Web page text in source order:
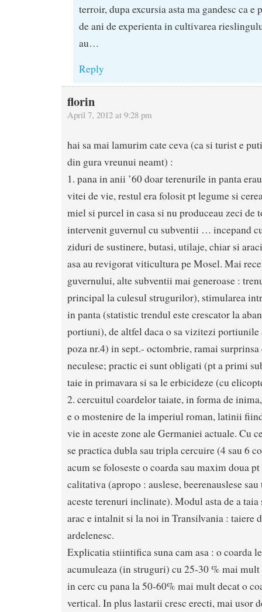
terroir, dupa excursia asta ma gandesc ca e
de ani de experienta in cultivarea
au…
Reply
florin
April 7, 2012 at 9:28 pm
hai sa mai lamurim cate ceva (ca si turist e
din gura vreunui neamt) :
1. pana in anii ’60 doar terenurile in panta
vitei de vie, restul era folosit pt legume si
miel si purcel in casa si nu produceau zeci de
intervenit guvernul cu subventii … incepand
ziduri de sustinere, butasi, utilaje, chiar si
asa au revigorat viticultura pe Mosel. Mai
guvernului, alte subventii mai generoase :
principal la culesul strugurilor), stimularea
in panta (statistic trendul este crescator la
portiuni), de altfel daca o sa vizitezi portiunile
poza nr.4) in sept.- octombrie, ramai surprinsa
neculese; practic ei sunt obligati (pt a primi
taie in primavara si sa le erbicideze (cu
2. cercuitul coardelor taiate, in forma de
e o mostenire de la imperiul roman, latinii
vie in aceste zone ale Germaniei actuale. Cu
se practica dubla sau tripla cercuire (4 sau 6
acum se foloseste o coarda sau maxim doua
calitativa (apropo : auslese, beerenauslese
aceste terenuri inclinate). Modul asta de a
arac e intalnit si la noi in Transilvania : taiere
ardelenesc.
Explicatia stiintifica suna cam asa : o coarda
acumuleaza (in struguri) cu 25-30 % mai mult
in cerc cu pana la 50-60% mai mult decat o
vertical. In plus lastarii cresc erecti, mai usor